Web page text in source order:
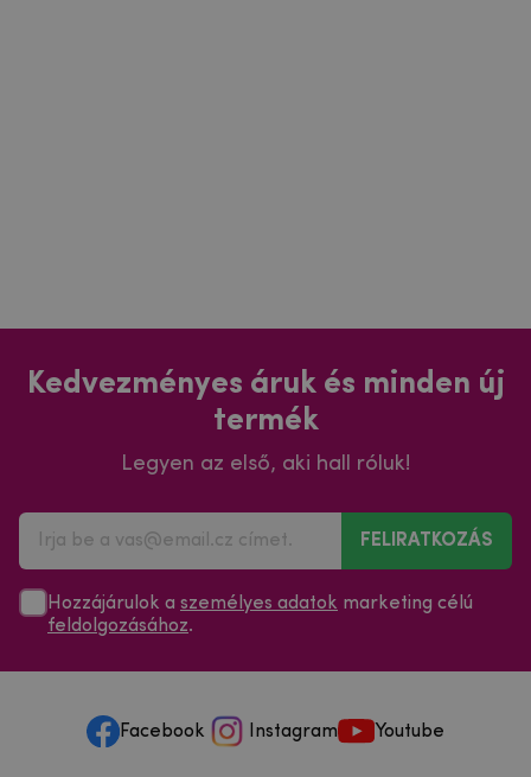
Kedvezményes áruk és minden új
termék
Legyen az első, aki hall róluk!
FELIRATKOZÁS
Hozzájárulok a személyes adatok marketing célú
feldolgozásához.
Facebook Instagram Youtube